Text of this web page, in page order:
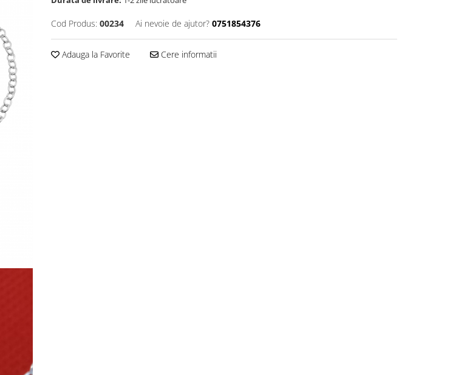
Cod Produs: 00234 Ai nevoie de ajutor? 0751854376
Adauga la Favorite Cere informatii